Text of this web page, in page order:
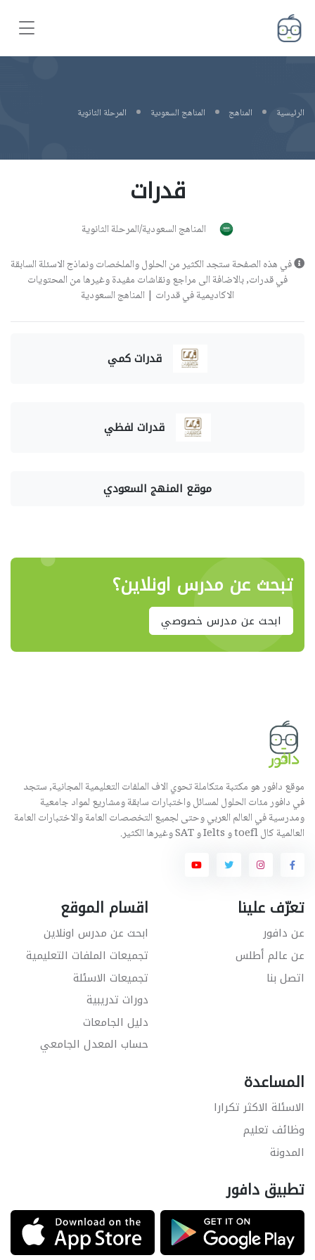
الرئيسية المناهج المناهج السعودية المرحلة الثانوية
قدرات
المناهج السعودية/المرحلة الثانوية
في هذه الصفحة ستجد الكثير من الحلول والملخصات ونماذج الاسئلة السابقة
في قدرات, بالاضافة الى مراجع ونقاشات مفيدة وغيرها من المحتويات
الاكاديمية في قدرات | المناهج السعودية
قدرات كمي
قدرات لفظي
موقع المنهج السعودي
تبحث عن مدرس اونلاين؟
ابحث عن مدرس خصوصي
موقع دافور هو مكتبة متكاملة تحوي الاف الملفات التعليمية المجانية, ستجد
في دافور مئات الحلول لمسائل واختبارات سابقة ومشاريع لمواد جامعية
ومدرسية في العالم العربي وحتى لجميع التخصصات العامة والاختبارات العامة
العالمية كال toefl و Ielts و SAT وغيرها الكثير.
تعرّف علينا
عن دافور
عن عالم أطلس
اتصل بنا
اقسام الموقع
ابحث عن مدرس اونلاين
تجميعات الملفات التعليمية
تجميعات الاسئلة
دورات تدريبية
دليل الجامعات
حساب المعدل الجامعي
المساعدة
الاسئلة الاكثر تكرارا
وظائف تعليم
المدونة
تطبيق دافور